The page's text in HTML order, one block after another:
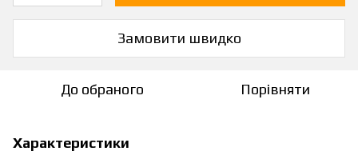
Замовити швидко
До обраного Порівняти
Характеристики